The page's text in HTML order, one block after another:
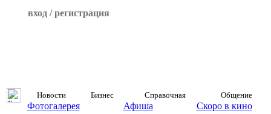
вход / регистрация
Новости Бизнес Справочная Общение
Фотогалерея Афиша Скоро в кино